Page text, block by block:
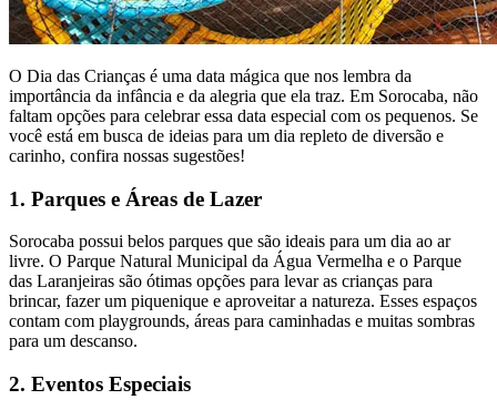
O Dia das Crianças é uma data mágica que nos lembra da
importância da infância e da alegria que ela traz. Em Sorocaba, não
faltam opções para celebrar essa data especial com os pequenos. Se
você está em busca de ideias para um dia repleto de diversão e
carinho, confira nossas sugestões!
1. Parques e Áreas de Lazer
Sorocaba possui belos parques que são ideais para um dia ao ar
livre. O Parque Natural Municipal da Água Vermelha e o Parque
das Laranjeiras são ótimas opções para levar as crianças para
brincar, fazer um piquenique e aproveitar a natureza. Esses espaços
contam com playgrounds, áreas para caminhadas e muitas sombras
para um descanso.
2. Eventos Especiais